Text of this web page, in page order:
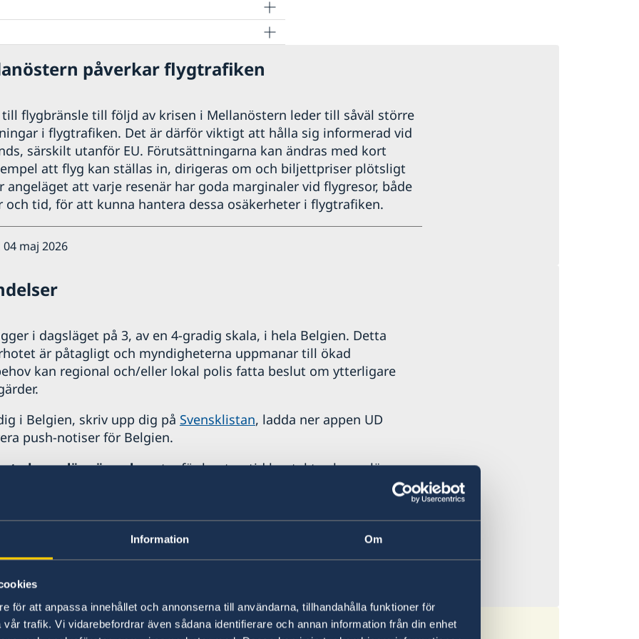
Information Om
för att anpassa innehållet och annonserna till användarna, tillhandahålla funktioner för
trafik. Vi vidarebefordrar även sådana identifierare och annan information från din enhet
påverkar flygtrafiken
flygbränsle till följd av krisen i Mellanöstern leder till såväl större
i flygtrafiken. Det är därför viktigt att hålla sig informerad vid
särskilt utanför EU. Förutsättningarna kan ändras med kort
att flyg kan ställas in, dirigeras om och biljettpriser plötsligt
angeläget att varje resenär har goda marginaler vid flygresor, både
och tid, för att kunna hantera dessa osäkerheter i flygtrafiken.
maj 2026
i dagsläget på 3, av en 4-gradig skala, i hela Belgien. Detta
är påtagligt och myndigheterna uppmanar till ökad
kan regional och/eller lokal polis fatta beslut om ytterligare
i Belgien, skriv upp dig på Svensklistan, ladda ner appen UD
push-notiser för Belgien.
konsulära ärendenutanför kontorstid kontaktas konsulära
jouren, telefon +46 8 405 50 05, dygnet runt.
juli 2026, 09.23